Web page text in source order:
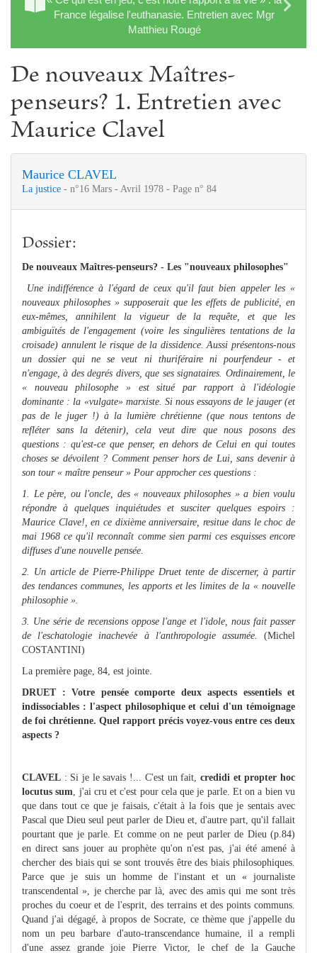
France légalise l'euthanasie. Entretien avec Mgr
Matthieu Rougé
De nouveaux Maîtres-
penseurs? 1. Entretien avec
Maurice Clavel
Maurice CLAVEL
La justice - n°16 Mars - Avril 1978 - Page n° 84
Dossier:
De nouveaux Maîtres-penseurs? - Les "nouveaux philosophes"
Une indifférence à l'égard de ceux qu'il faut bien appeler les «
nouveaux philosophes » supposerait que les effets de publicité, en
eux-mêmes, annihilent la vigueur de la requête, et que les
ambiguïtés de l'engagement (voire les singulières tentations de la
croisade) annulent le risque de la dissidence. Aussi présentons-nous
un dossier qui ne se veut ni thuriféraire ni pourfendeur - et
n'engage, à des degrés divers, que ses signataires. Ordinairement, le
« nouveau philosophe » est situé par rapport à l'idéologie
dominante : la «vulgate» marxiste. Si nous essayons de le jauger (et
pas de le juger !) à la lumière chrétienne (que nous tentons de
refléter sans la détenir), cela veut dire que nous posons des
questions : qu'est-ce que penser, en dehors de Celui en qui toutes
choses se dévoilent ? Comment penser hors de Lui, sans devenir à
son tour « maître penseur » Pour approcher ces questions :
1. Le père, ou l'oncle, des « nouveaux philosophes » a bien voulu
répondre à quelques inquiétudes et susciter quelques espoirs :
Maurice Clave!, en ce dixième anniversaire, resitue dans le choc de
mai 1968 ce qu'il reconnaît comme sien parmi ces esquisses encore
diffuses d'une nouvelle pensée.
2. Un article de Pierre-Philippe Druet tente de discerner, à partir
des tendances communes, les apports et les limites de la « nouvelle
philosophie ».
3. Une série de recensions oppose l'ange et l'idole, nous fait passer
de l'eschatologie inachevée à l'anthropologie assumée.
(Michel
COSTANTINI)
La première page, 84, est jointe.
DRUET : Votre pensée comporte deux aspects essentiels et
indissociables : l'aspect philosophique et celui d'un témoignage
de foi chrétienne. Quel rapport précis voyez-vous entre ces deux
aspects ?
CLAVEL : Si je le savais !... C'est un fait, credidi et propter hoc
locutus sum , j'ai cru et c'est pour cela que je parle. Et on a bien vu
que dans tout ce que je faisais, c'était à la fois que je sentais avec
Pascal que Dieu seul peut parler de Dieu et, d'autre part, qu'il fallait
pourtant que je parle. Et comme on ne peut parler de Dieu (p.84)
en direct sans jouer au prophète qu'on n'est pas, j'ai été amené à
chercher des biais qui se sont trouvés être des biais philosophiques.
Parce que je suis un homme de l'instant et un « journaliste
transcendental », je cherche par là, avec des amis qui me sont très
proches du coeur et de l'esprit, des terrains et des points communs.
Quand j'ai dégagé, à propos de Socrate, ce thème que j'appelle du
nom un peu barbare d'auto-transcendance humaine, il a rempli
d'une assez grande joie Pierre Victor, le chef de la Gauche